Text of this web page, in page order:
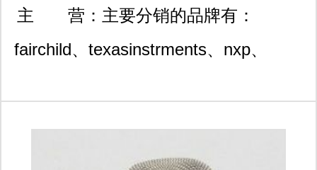
技术支持和凯发k8官网登录vip的售后
服务。“质量第一，客户至上”衷心期待
作！ 联系：0755-
83996702/82861853;qq:296326833/
海外装饰大厦a座1609
主 营： 主要分销的品牌有：
fairchild、texasinstrments、nxp、